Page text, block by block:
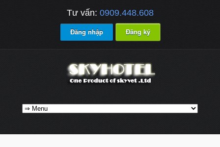
Tư vấn: 0909.448.608
Đăng nhập Đăng ký